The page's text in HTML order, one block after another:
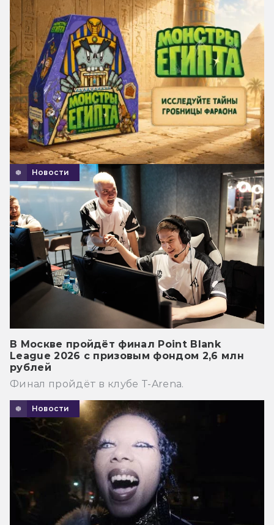
Новости
В Москве пройдёт финал Point Blank
League 2026 с призовым фондом 2,6 млн
рублей
Финал пройдёт в клубе T-Arena.
Новости